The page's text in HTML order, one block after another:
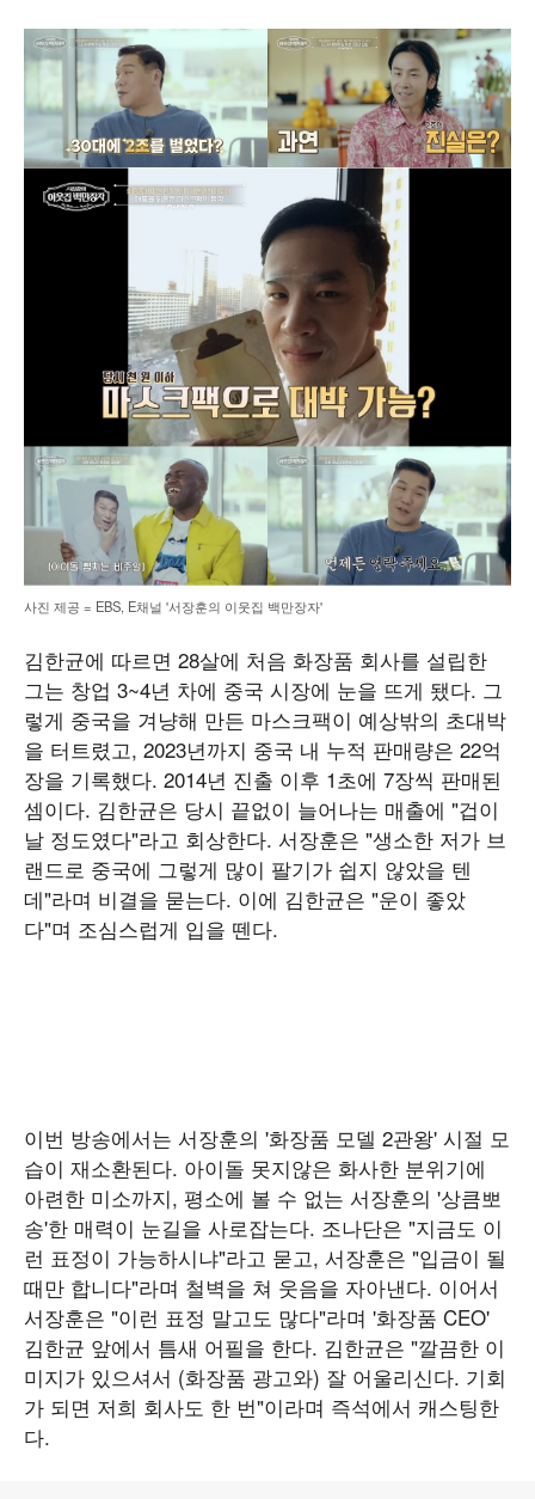
사진 제공 = EBS, E채널 '서장훈의 이웃집 백만장자'
김한균에 따르면 28살에 처음 화장품 회사를 설립한
그는 창업 3~4년 차에 중국 시장에 눈을 뜨게 됐다. 그
렇게 중국을 겨냥해 만든 마스크팩이 예상밖의 초대박
을 터트렸고, 2023년까지 중국 내 누적 판매량은 22억
장을 기록했다. 2014년 진출 이후 1초에 7장씩 판매된
셈이다. 김한균은 당시 끝없이 늘어나는 매출에 "겁이
날 정도였다"라고 회상한다. 서장훈은 "생소한 저가 브
랜드로 중국에 그렇게 많이 팔기가 쉽지 않았을 텐
데"라며 비결을 묻는다. 이에 김한균은 "운이 좋았
다"며 조심스럽게 입을 뗀다.
이번 방송에서는 서장훈의 '화장품 모델 2관왕' 시절 모
습이 재소환된다. 아이돌 못지않은 화사한 분위기에
아련한 미소까지, 평소에 볼 수 없는 서장훈의 '상큼뽀
송'한 매력이 눈길을 사로잡는다. 조나단은 "지금도 이
런 표정이 가능하시냐"라고 묻고, 서장훈은 "입금이 될
때만 합니다"라며 철벽을 쳐 웃음을 자아낸다. 이어서
서장훈은 "이런 표정 말고도 많다"라며 '화장품 CEO'
김한균 앞에서 틈새 어필을 한다. 김한균은 "깔끔한 이
미지가 있으셔서 (화장품 광고와) 잘 어울리신다. 기회
가 되면 저희 회사도 한 번"이라며 즉석에서 캐스팅한
다.